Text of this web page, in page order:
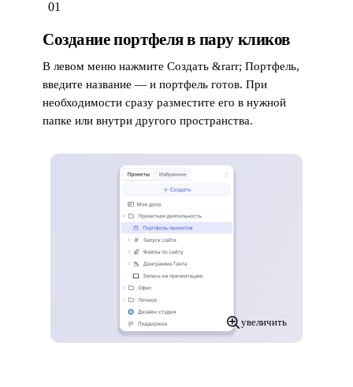
01
Создание портфеля в пару кликов
В левом меню нажмите Создать &rarr; Портфель,
введите название — и портфель готов. При
необходимости сразу разместите его в нужной
папке или внутри другого пространства.
увеличить